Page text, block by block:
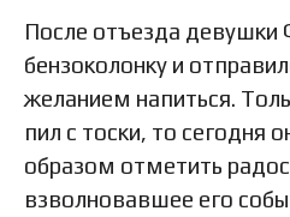
После отъезда девушки
бензоколонку и
желанием напиться.
пил с тоски, то сегодня
образом отметить
взволновавшее его